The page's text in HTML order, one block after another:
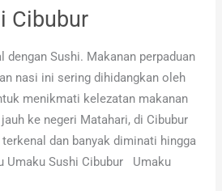
Cibubur
dengan Sushi. Makanan perpaduan
nasi ini sering dihidangkan oleh
menikmati kelezatan makanan
ke negeri Matahari, di Cibubur
dan banyak diminati hingga
Sushi Cibubur Umaku